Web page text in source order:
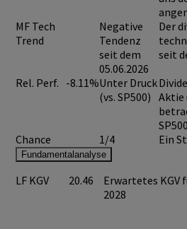
MF Tech
Trend
Negative
Tendenz
seit dem
05.06.2026
Der
seit
Rel. Perf. -8.11%Unter Druck
(vs. SP500) Aktie
Chance
1/4 Ein
Fundamentalanalyse
LF KGV 20.46
Erwartetes KGV
2028